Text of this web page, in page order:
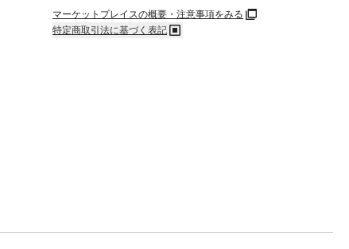
マーケットプレイスの概要・注意事項をみる
特定商取引法に基づく表記